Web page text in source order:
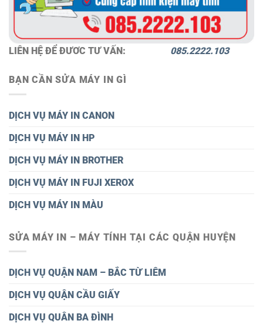
LIÊN HỆ ĐỂ ĐƯƠC TƯ VẤN: 085.2222.103
BẠN CẦN SỬA MÁY IN GÌ
DỊCH VỤ MÁY IN CANON
DỊCH VỤ MÁY IN HP
DỊCH VỤ MÁY IN BROTHER
DỊCH VỤ MÁY IN FUJI XEROX
DỊCH VỤ MÁY IN MÀU
SỬA MÁY IN – MÁY TÍNH TẠI CÁC QUẬN HUYỆN
DỊCH VỤ QUẬN NAM – BẮC TỪ LIÊM
DỊCH VỤ QUẬN CẦU GIẤY
DỊCH VỤ QUÂN BA ĐÌNH